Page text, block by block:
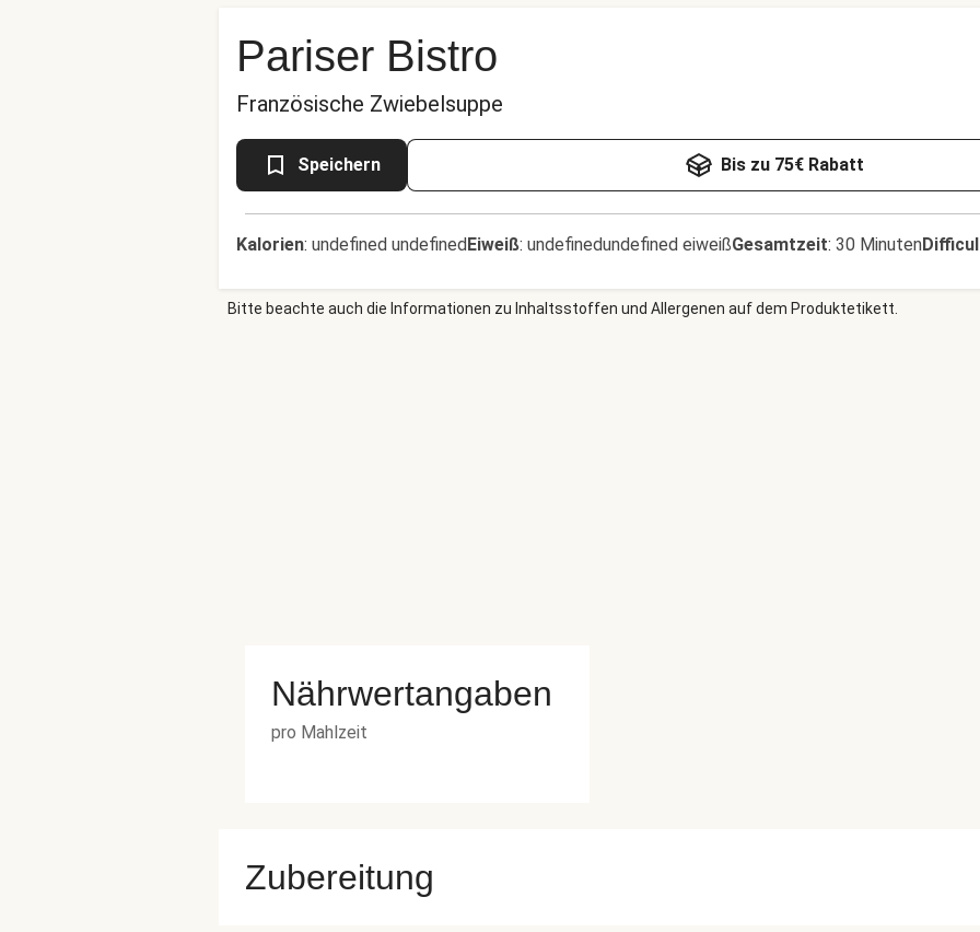
Pariser Bistro
Französische Zwiebelsuppe
Speichern Bis zu 75€ Rabatt
Kalorien: undefined undefinedEiweiß: undefinedundefined eiweißGesamtzeit: 30 Minuten
Bitte beachte auch die Informationen zu Inhaltsstoffen und Allergenen auf dem Produktetikett.
Nährwertangaben
pro Mahlzeit
Zubereitung